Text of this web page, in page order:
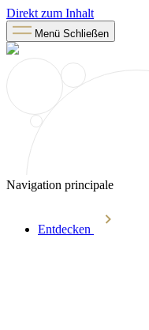
Direkt zum Inhalt
Menü Schließen
Navigation principale
Entdecken